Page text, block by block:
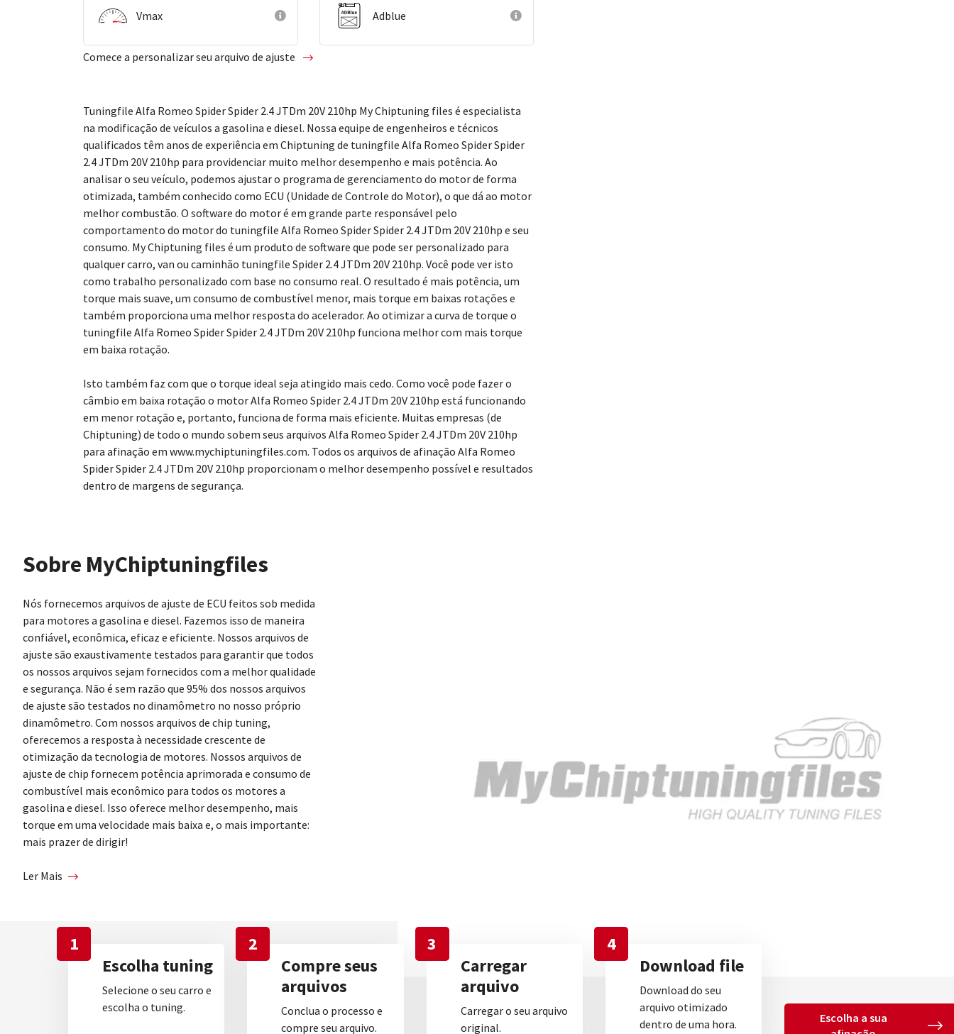
Vmax Adblue
Comece a personalizar seu arquivo de ajuste
Tuningfile Alfa Romeo Spider Spider 2.4 JTDm 20V 210hp My Chiptuning files é especialista
na modificação de veículos a gasolina e diesel. Nossa equipe de engenheiros e técnicos
qualificados têm anos de experiência em Chiptuning de tuningfile Alfa Romeo Spider Spider
2.4 JTDm 20V 210hp para providenciar muito melhor desempenho e mais potência. Ao
analisar o seu veículo, podemos ajustar o programa de gerenciamento do motor de forma
otimizada, também conhecido como ECU (Unidade de Controle do Motor), o que dá ao motor
melhor combustão. O software do motor é em grande parte responsável pelo
comportamento do motor do tuningfile Alfa Romeo Spider Spider 2.4 JTDm 20V 210hp e seu
consumo. My Chiptuning files é um produto de software que pode ser personalizado para
qualquer carro, van ou caminhão tuningfile Spider 2.4 JTDm 20V 210hp. Você pode ver isto
como trabalho personalizado com base no consumo real. O resultado é mais potência, um
torque mais suave, um consumo de combustível menor, mais torque em baixas rotações e
também proporciona uma melhor resposta do acelerador. Ao otimizar a curva de torque o
tuningfile Alfa Romeo Spider Spider 2.4 JTDm 20V 210hp funciona melhor com mais torque
em baixa rotação.
Isto também faz com que o torque ideal seja atingido mais cedo. Como você pode fazer o
câmbio em baixa rotação o motor Alfa Romeo Spider 2.4 JTDm 20V 210hp está funcionando
em menor rotação e, portanto, funciona de forma mais eficiente. Muitas empresas (de
Chiptuning) de todo o mundo sobem seus arquivos Alfa Romeo Spider 2.4 JTDm 20V 210hp
para afinação em www.mychiptuningfiles.com. Todos os arquivos de afinação Alfa Romeo
Spider Spider 2.4 JTDm 20V 210hp proporcionam o melhor desempenho possível e resultados
dentro de margens de segurança.
Sobre MyChiptuningfiles
Nós fornecemos arquivos de ajuste de ECU feitos sob medida
para motores a gasolina e diesel. Fazemos isso de maneira
confiável, econômica, eficaz e eficiente. Nossos arquivos de
ajuste são exaustivamente testados para garantir que todos
os nossos arquivos sejam fornecidos com a melhor qualidade
e segurança. Não é sem razão que 95% dos nossos arquivos
de ajuste são testados no dinamômetro no nosso próprio
dinamômetro. Com nossos arquivos de chip tuning,
oferecemos a resposta à necessidade crescente de
otimização da tecnologia de motores. Nossos arquivos de
ajuste de chip fornecem potência aprimorada e consumo de
combustível mais econômico para todos os motores a
gasolina e diesel. Isso oferece melhor desempenho, mais
torque em uma velocidade mais baixa e, o mais importante:
mais prazer de dirigir!
Ler Mais
1
Escolha tuning
Selecione o seu carro e
escolha o tuning.
2
Compre seus
arquivos
Conclua o processo e
compre seu arquivo.
3
Carregar
arquivo
Carregar o seu arquivo
original.
4
Download file
Download do seu
arquivo otimizado
dentro de uma hora.
Escolha a sua